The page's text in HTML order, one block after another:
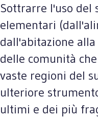
Sottrarre l'uso del
elementari
dall'abitazione
delle comunità
vaste regioni del
ulteriore
ultimi e dei più